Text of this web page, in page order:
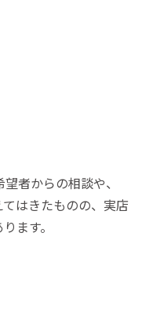
者からの相談や、
はきたものの、実店
ます。